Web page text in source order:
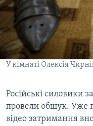
У кімнаті Олексія
Російські силовики
провели обшук. Уже
відео затримання